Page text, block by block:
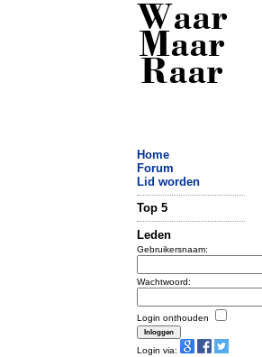
Waar
Maar
Raar
Home
Forum
Lid worden
Top 5
Leden
Gebruikersnaam:
Wachtwoord:
Login onthouden
Login via: